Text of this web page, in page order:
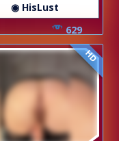
◉ HisLust
629
HD